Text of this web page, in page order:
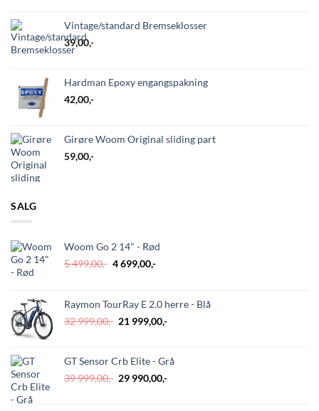
Vintage/standard Bremseklosser
39,00,-
Hardman Epoxy engangspakning
42,00,-
Girøre Woom Original sliding part
59,00,-
SALG
Woom Go 2 14" - Rød
5 499,00,- Opprinnelig
5
499,00,-.
4 699,00,-Nåværende
4
699,00,-.
Raymon TourRay E 2.0 herre - Blå
32 999,00,- Opprinnelig
32
999,00,-.
21 999,00,-Nåværende
21
GT Sensor Crb Elite - Grå
39 999,00,- Opprinnelig
29 990,00,-Nåværende